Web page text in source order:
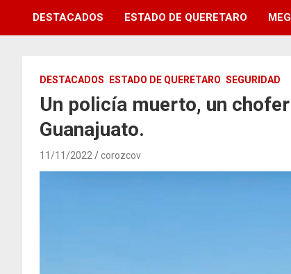
DESTACADOS ESTADO DE QUERETARO
DESTACADOS ESTADO DE QUERETARO SEGURIDAD
Un policía muerto, un
Guanajuato.
11/11/2022 corozcov